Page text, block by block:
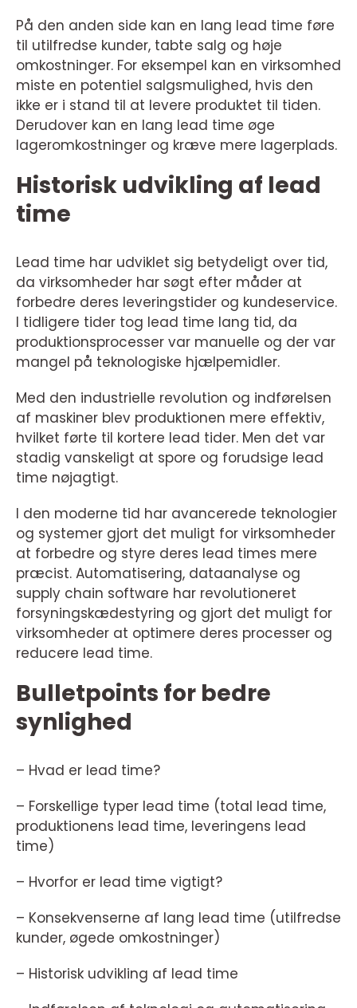
På den anden side kan en lang lead time føre
til utilfredse kunder, tabte salg og høje
omkostninger. For eksempel kan en virksomhed
miste en potentiel salgsmulighed, hvis den
ikke er i stand til at levere produktet til tiden.
Derudover kan en lang lead time øge
lageromkostninger og kræve mere lagerplads.
Historisk udvikling af lead
time
Lead time har udviklet sig betydeligt over tid,
da virksomheder har søgt efter måder at
forbedre deres leveringstider og kundeservice.
I tidligere tider tog lead time lang tid, da
produktionsprocesser var manuelle og der var
mangel på teknologiske hjælpemidler.
Med den industrielle revolution og indførelsen
af maskiner blev produktionen mere effektiv,
hvilket førte til kortere lead tider. Men det var
stadig vanskeligt at spore og forudsige lead
time nøjagtigt.
I den moderne tid har avancerede teknologier
og systemer gjort det muligt for virksomheder
at forbedre og styre deres lead times mere
præcist. Automatisering, dataanalyse og
supply chain software har revolutioneret
forsyningskædestyring og gjort det muligt for
virksomheder at optimere deres processer og
reducere lead time.
Bulletpoints for bedre
synlighed
– Hvad er lead time?
– Forskellige typer lead time (total lead time,
produktionens lead time, leveringens lead
time)
– Hvorfor er lead time vigtigt?
– Konsekvenserne af lang lead time (utilfredse
kunder, øgede omkostninger)
– Historisk udvikling af lead time